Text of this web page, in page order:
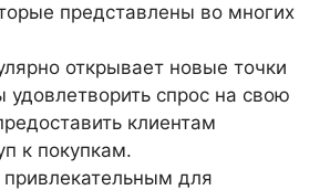
представлены во многих
открывает новые точки
спрос на свою
клиентам
к покупкам.
для